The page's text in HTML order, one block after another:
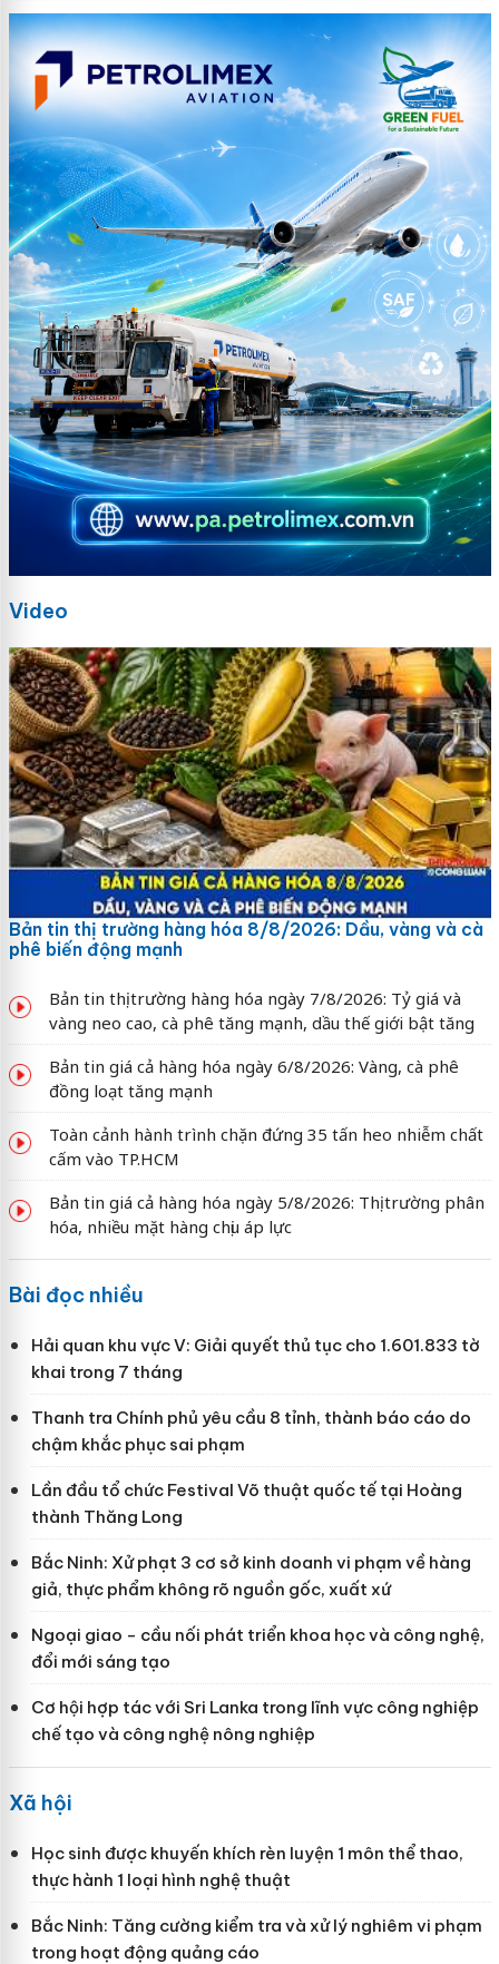
Video
Bản tin thị trường hàng hóa 8/8/2026: Dầu, vàng và cà
phê biến động mạnh
Bản tin thị trường hàng hóa ngày 7/8/2026: Tỷ giá và
vàng neo cao, cà phê tăng mạnh, dầu thế giới bật tăng
Bản tin giá cả hàng hóa ngày 6/8/2026: Vàng, cà phê
đồng loạt tăng mạnh
Toàn cảnh hành trình chặn đứng 35 tấn heo nhiễm chất
cấm vào TP.HCM
Bản tin giá cả hàng hóa ngày 5/8/2026: Thị trường phân
hóa, nhiều mặt hàng chịu áp lực
Bài đọc nhiều
Hải quan khu vực V: Giải quyết thủ tục cho 1.601.833 tờ
khai trong 7 tháng
Thanh tra Chính phủ yêu cầu 8 tỉnh, thành báo cáo do
chậm khắc phục sai phạm
Lần đầu tổ chức Festival Võ thuật quốc tế tại Hoàng
thành Thăng Long
Bắc Ninh: Xử phạt 3 cơ sở kinh doanh vi phạm về hàng
giả, thực phẩm không rõ nguồn gốc, xuất xứ
Ngoại giao - cầu nối phát triển khoa học và công nghệ,
đổi mới sáng tạo
Cơ hội hợp tác với Sri Lanka trong lĩnh vực công nghiệp
chế tạo và công nghệ nông nghiệp
Xã hội
Học sinh được khuyến khích rèn luyện 1 môn thể thao,
thực hành 1 loại hình nghệ thuật
Bắc Ninh: Tăng cường kiểm tra và xử lý nghiêm vi phạm
trong hoạt động quảng cáo